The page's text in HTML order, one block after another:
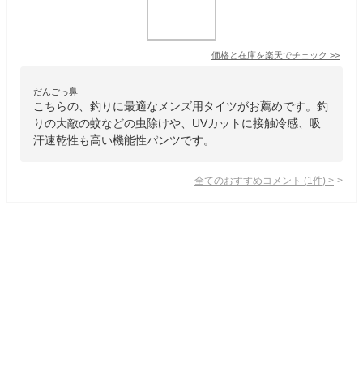
価格と在庫を楽天でチェック >>
だんごっ鼻
こちらの、釣りに最適なメンズ用タイツがお薦めです。釣
りの大敵の蚊などの虫除けや、UVカットに接触冷感、吸
汗速乾性も高い機能性パンツです。
全てのおすすめコメント (1 件) >